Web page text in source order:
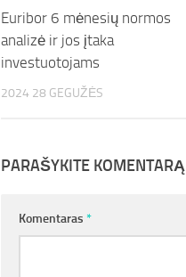
Euribor 6 mėnesių normos
analizė ir jos įtaka
investuotojams
2024 28 GEGUŽĖS
PARAŠYKITE KOMENTARĄ
Komentaras *